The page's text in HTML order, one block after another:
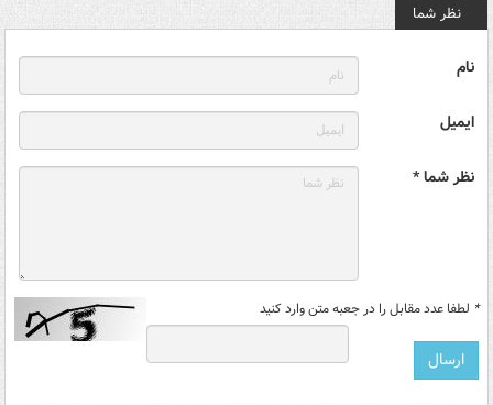
نظر شما
نام
ایمیل
نظر شما *
* لطفا عدد مقابل را در جعبه متن وارد کنید